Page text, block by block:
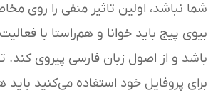
شما نباشد، اولین تاثیر منفی را روی
بیوی پیج باید خوانا و هم‌راستا با
باشد و از اصول زبان فارسی پیروی
برای پروفایل خود استفاده می‌کنید باید